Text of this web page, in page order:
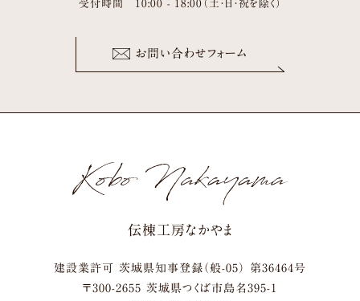
受付時間 10:00 - 18:00（土・日・祝を除く）
お問い合わせフォーム
伝棟工房なかやま
建設業許可 茨城県知事登録（般-05） 第36464号
〒300-2655 茨城県つくば市島名395-1